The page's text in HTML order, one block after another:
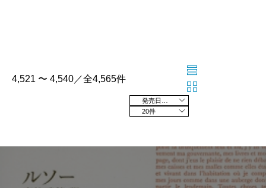
4,521 〜 4,540／全4,565件
20件